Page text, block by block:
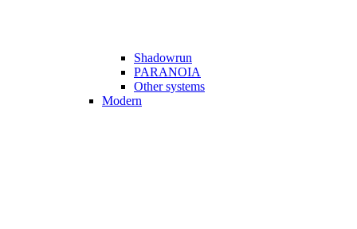
Shadowrun
PARANOIA
Other systems
Modern